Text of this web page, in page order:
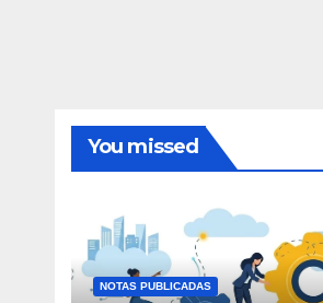
You missed
NOTAS PUBLICADAS